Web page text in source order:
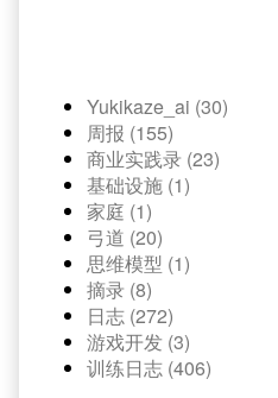
Yukikaze_ai (30)
周报 (155)
商业实践录 (23)
基础设施 (1)
家庭 (1)
弓道 (20)
思维模型 (1)
摘录 (8)
日志 (272)
游戏开发 (3)
训练日志 (406)